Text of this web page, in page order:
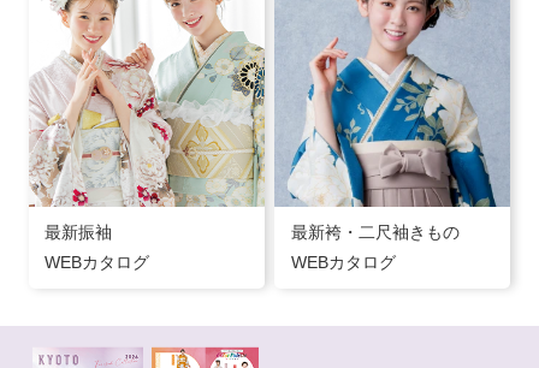
最新振袖
WEBカタログ
最新袴・二尺袖きもの
WEBカタログ